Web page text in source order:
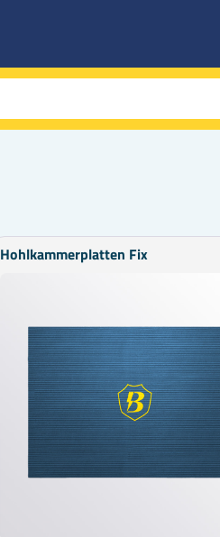
Hohlkammerplatten Fix